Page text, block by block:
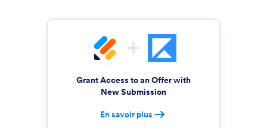
Grant Access to an Offer with
New Submission
En savoir plus